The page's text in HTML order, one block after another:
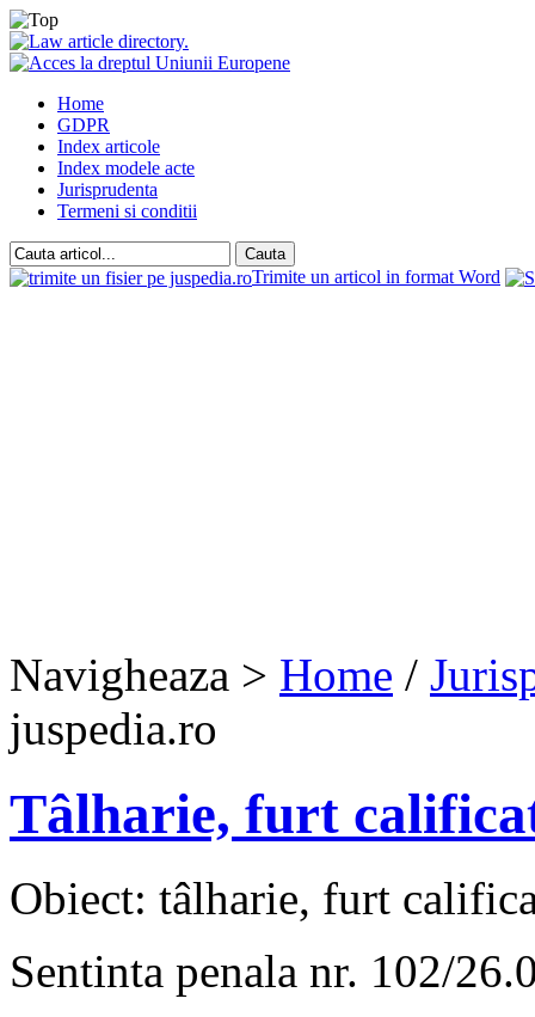
Home
GDPR
Index articole
Index modele acte
Jurisprudenta
Termeni si conditii
Trimite un articol in format Word
Navigheaza > Home /
juspedia.ro
Tâlharie, furt
Obiect: tâlharie, furt
Sentinta penala nr. 102/